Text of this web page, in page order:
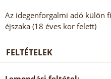
Az idegenforgalmi adó külön
éjszaka (18 éves kor felett)
FELTÉTELEK